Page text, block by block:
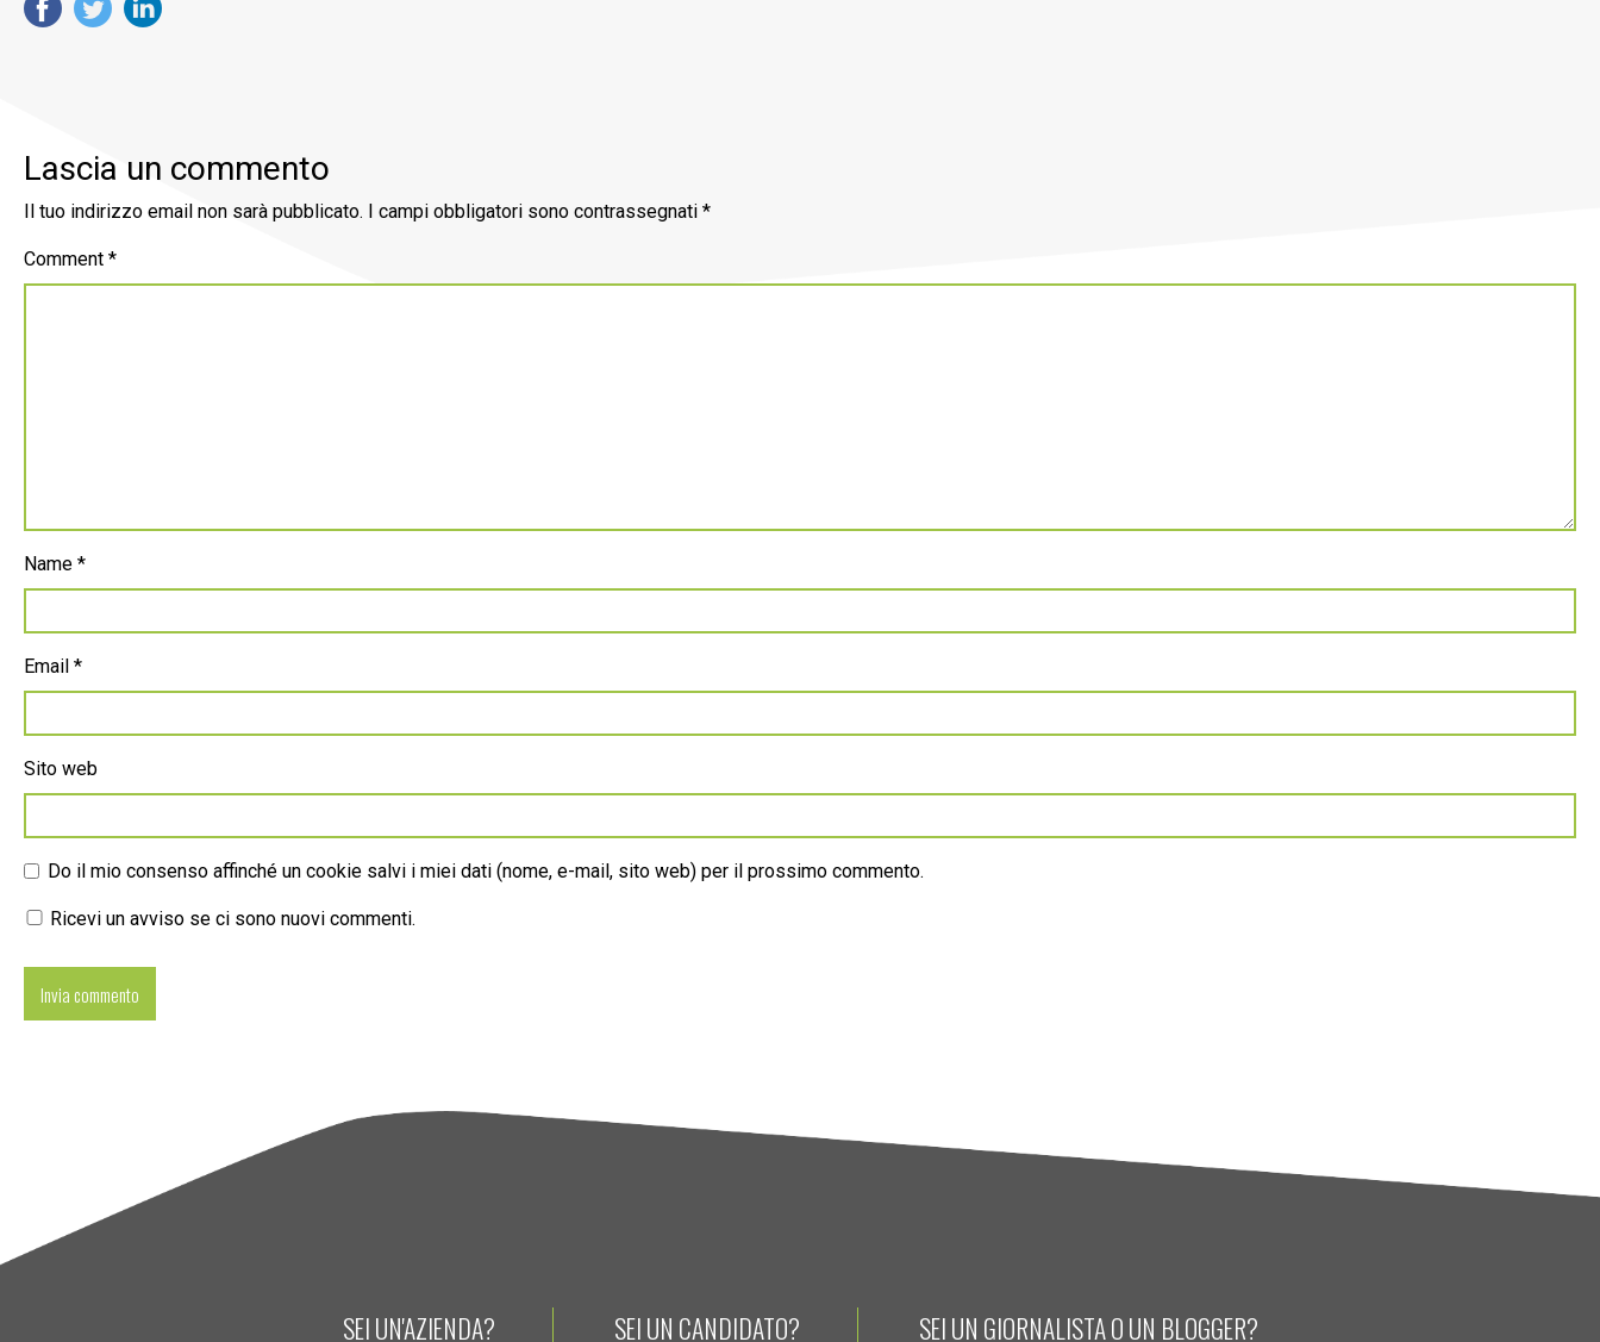
Lascia un commento
Il tuo indirizzo email non sarà pubblicato. I campi obbligatori sono contrassegnati *
Comment *
Name *
Email *
Sito web
Do il mio consenso affinché un cookie salvi i miei dati (nome, e-mail, sito web) per il prossimo commento.
Ricevi un avviso se ci sono nuovi commenti.
SEI UN'AZIENDA? SEI UN CANDIDATO? SEI UN GIORNALISTA O UN BLOGGER?